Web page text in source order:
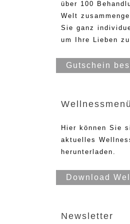
über 100
Welt
Sie ganz
um Ihre Lieben
Gutschein
Hier können Sie
aktuelles
herunterladen.
Download
Newsletter